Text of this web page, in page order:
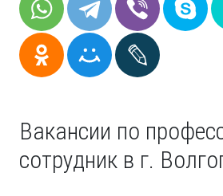
Вакансии по
сотрудник в г.